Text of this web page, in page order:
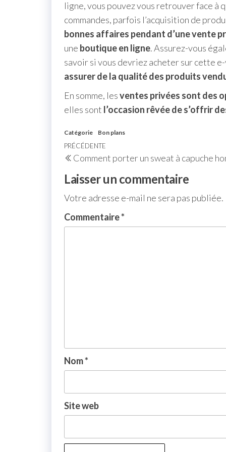
ligne, vous pouvez vous retrouver face à
commandes, parfois l’acquisition de
bonnes affaires pendant d’une vente
une boutique en ligne. Assurez-vous
savoir si vous devriez acheter sur cette
assurer de la qualité des produits
En somme, lesventes privées sont des
elles sont l’occasion rêvée de s’offrir
Catégorie Bon plans
PRÉCÉDENTE
Comment porter un sweat à capuche
Laisser un commentaire
Votre adresse e-mail ne sera pas publiée.
Commentaire*
Nom*
Site web